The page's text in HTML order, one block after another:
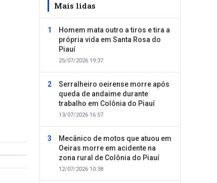
Mais lidas
Homem mata outro a tiros e tira a
própria vida em Santa Rosa do
Piauí
25/07/2026 19:37
Serralheiro oeirense morre após
queda de andaime durante
trabalho em Colônia do Piauí
13/07/2026 16:57
Mecânico de motos que atuou em
Oeiras morre em acidente na
zona rural de Colônia do Piauí
12/07/2026 10:38